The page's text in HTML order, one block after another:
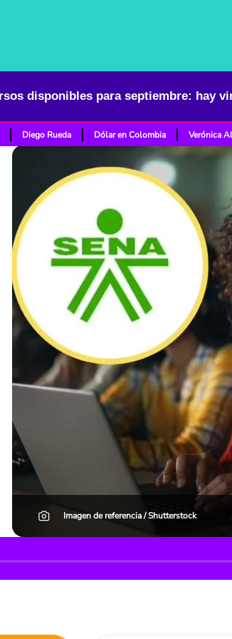
Diego Rueda Dólar en Colombia Verónica
Imagen de referencia / Shutterstock